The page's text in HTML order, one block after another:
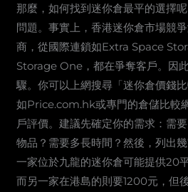
那麼，如何找到迷你倉最平的選擇
問題。事實上，香港迷你倉市場競
商，從國際連鎖如Extra Space
Storage One，都在爭奪客戶。因
驟。你可以上網搜尋「迷你倉價錢
如Price.com.hk或專門的倉儲比較
戶評價。建議先確定你的需求：需
物品？需要多長時間？然後，列出
一家位於九龍的迷你倉可能提供20
而另一家在港島的則要1200元，但